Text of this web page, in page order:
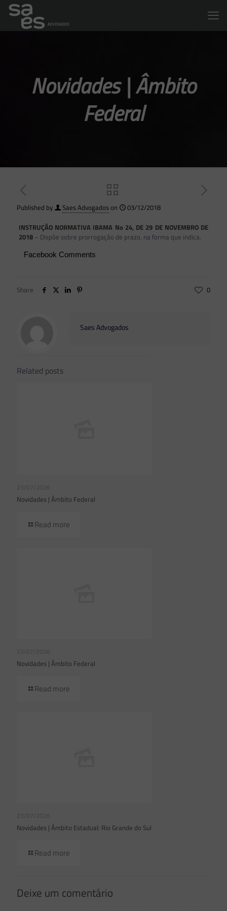
Novidades | Âmbito
Federal
Published by Saes Advogadoson
03/12/2018
INSTRUÇÃO NORMATIVA IBAMA No 24, DE 29 DE NOVEMBRO DE
2018– Dispõe sobre prorrogação de prazo, na forma que indica.
Facebook Comments
Share 0
Saes Advogados
Related posts
23/07/2026
Novidades | Âmbito Federal
Read more
23/07/2026
Novidades | Âmbito Federal
Read more
23/07/2026
Novidades | Âmbito Estadual: Rio Grande do Sul
Read more
Deixe um comentário